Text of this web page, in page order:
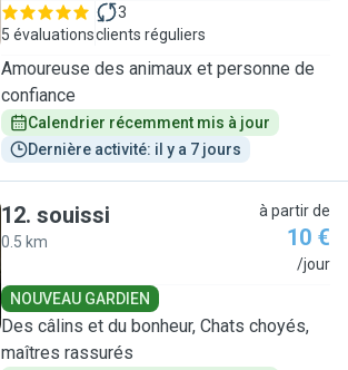
5 évaluations
3
clients réguliers
Amoureuse des animaux et personne de
confiance
Calendrier récemment mis à jour
Dernière activité: il y a 7 jours
12. souissi
0.5 km
à partir de
10 €
/jour
NOUVEAU GARDIEN
Des câlins et du bonheur, Chats choyés,
maîtres rassurés